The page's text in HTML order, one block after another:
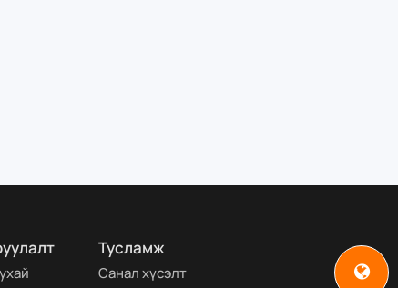
Тусламж
Санал хүсэлт